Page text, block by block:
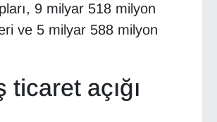
9 milyar 518 milyon
ve 5 milyar 588 milyon
açığı